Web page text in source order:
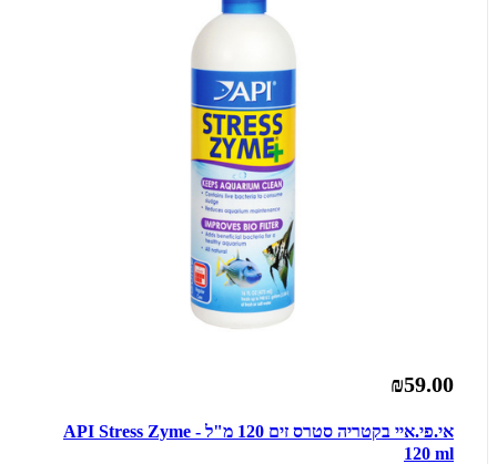
₪59.00
אי.פי.איי בקטריה סטרס זים 120 מ"ל - API Stress Zyme
120 ml